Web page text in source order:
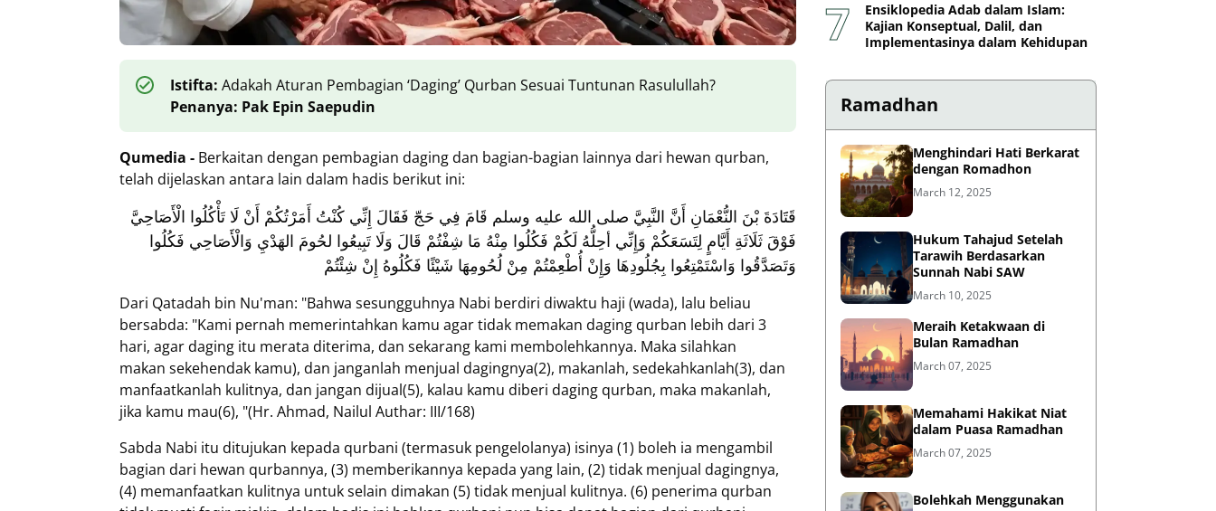
Istifta: Adakah Aturan Pembagian ‘Daging’ Qurban Sesuai Tuntunan Rasulullah?
Penanya: Pak Epin Saepudin
Qumedia - Berkaitan dengan pembagian daging dan bagian-bagian lainnya dari hewan qurban,
telah dijelaskan antara lain dalam hadis berikut ini:
قَتََادَةَ بْنَ النُّعْمَانِ أَنَّ النَّبِيَّ صلى الله عليه وسلم قَامَ فِي حَجّ فَقَالَ إِنِّي كُنْتُ أَمَرْتُكُمْ أَنْ لَا تَأْكُلُوا الْأَصَاحِيَّ
فَوْقَ ثَلَاثَةِ أَيَّامٍ لِتَسَعَكُمْ وَإِنِّي أحِلُّهُ لَكُمْ فَكُلُوا مِنْهُ مَا شِفْتُمْ قَالَ وَلَا تَبِيعُوا لحُومَ الهَدْيِ وَالْأَصَاحِي فَكُلُوا
وَتَصَدَّقُوا وَاسْتَمْتِعُوا بِجُلُودِهَا وَإِنْ أُطْعِمْتُمْ مِنْ لُحُومِهَا شَيْئًا فَكُلُوهُ إِنْ شِئْتُمْ
Dari Qatadah bin Nu'man: "Bahwa sesungguhnya Nabi berdiri diwaktu haji (wada), lalu beliau
bersabda: "Kami pernah memerintahkan kamu agar tidak memakan daging qurban lebih dari 3
hari, agar daging itu merata diterima, dan sekarang kami membolehkannya. Maka silahkan
makan sekehendak kamu), dan janganlah menjual dagingnya(2), makanlah, sedekahkanlah(3), dan
manfaatkanlah kulitnya, dan jangan dijual(5), kalau kamu diberi daging qurban, maka makanlah,
jika kamu mau(6), "(Hr. Ahmad, Nailul Authar: III/168)
Sabda Nabi itu ditujukan kepada qurbani (termasuk pengelolanya) isinya (1) boleh ia mengambil
bagian dari hewan qurbannya, (3) memberikannya kepada yang lain, (2) tidak menjual dagingnya,
(4) memanfaatkan kulitnya untuk selain dimakan (5) tidak menjual kulitnya. (6) penerima qurban
Ensiklopedia Adab dalam Islam:
Kajian Konseptual, Dalil, dan
Implementasinya dalam Kehidupan
Ramadhan
Menghindari Hati Berkarat
dengan Romadhon
March 12, 2025
Hukum Tahajud Setelah
Tarawih Berdasarkan
Sunnah Nabi SAW
March 10, 2025
Meraih Ketakwaan di
Bulan Ramadhan
March 07, 2025
Memahami Hakikat Niat
dalam Puasa Ramadhan
March 07, 2025
Bolehkah Menggunakan